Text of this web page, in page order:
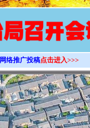
网络推广投稿点击进入>>>